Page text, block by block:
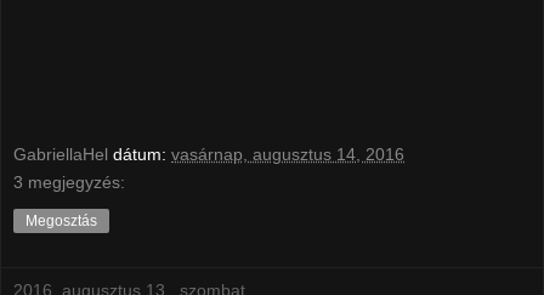
GabriellaHel dátum: vasárnap, augusztus 14, 2016
3 megjegyzés:
Megosztás
2016. augusztus 13., szombat